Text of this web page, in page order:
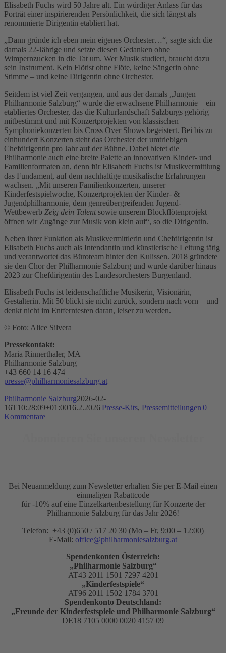
Elisabeth Fuchs wird 50 Jahre alt. Ein würdiger Anlass für das
Porträt einer inspirierenden Persönlichkeit, die sich längst als
renommierte Dirigentin etabliert hat.
„Dann gründe ich eben mein eigenes Orchester…“, sagte sich die
damals 22-Jährige und setzte diesen Gedanken ohne
Wimpernzucken in die Tat um. Wer Musik studiert, braucht dazu
sein Instrument. Kein Flötist ohne Flöte, keine Sängerin ohne
Stimme – und keine Dirigentin ohne Orchester.
Seitdem ist viel Zeit vergangen, und aus der damals „Jungen
Philharmonie Salzburg“ wurde die erwachsene Philharmonie – ein
etabliertes Orchester, das die Kulturlandschaft Salzburgs gehörig
mitbestimmt und mit Konzertprojekten von klassischen
Symphoniekonzerten bis Cross Over Shows begeistert. Bei bis zu
einhundert Konzerten steht das Orchester der umtriebigen
Chefdirigentin pro Jahr auf der Bühne. Dabei bietet die
Philharmonie auch eine breite Palette an innovativen Kinder- und
Familienformaten an, denn für Elisabeth Fuchs ist Musikvermittlung
das Fundament, auf dem nachhaltige musikalische Erfahrungen
wachsen. „Mit unseren Familienkonzerten, unserer
Kinderfestspielwoche, Konzertprojekten der Kinder- &
Jugendphilharmonie, dem genreübergreifenden Jugend-
Wettbewerb Zeig dein Talentsowie unserem Blockflötenprojekt
öffnen wir Zugänge zur Musik von klein auf“, so die Dirigentin.
Neben ihrer Funktion als Musikvermittlerin und Chefdirigentin ist
Elisabeth Fuchs auch als Intendantin und künstlerische Leitung tätig
und verantwortet das Büroteam hinter den Kulissen. 2018 gründete
sie den Chor der Philharmonie Salzburg und wurde darüber hinaus
2023 zur Chefdirigentin des Landesorchesters Burgenland.
Elisabeth Fuchs ist leidenschaftliche Musikerin, Visionärin,
Gestalterin. Mit 50 blickt sie nicht zurück, sondern nach vorn – und
denkt nicht im Entferntesten daran, leiser zu werden.
© Foto: Alice Silvera
Pressekontakt:
Maria Rinnerthaler, MA
Philharmonie Salzburg
+43 660 14 16 474
presse@philharmoniesalzburg.at
Philharmonie Salzburg2026-02-
16T10:28:09+01:0016.2.2026|Presse-Kits, Pressemitteilungen|0
Kommentare
Bei Neuanmeldung zum Newsletter erhalten Sie per E-Mail einen
einmaligen Rabattcode
für -10% auf eine Einzelkartenbestellung für Konzerte der
Philharmonie Salzburg für das Jahr 2026!
Telefon: +43 (0)650 / 517 20 30 (Mo – Fr, 9:00 – 12:00)
E-Mail: office@philharmoniesalzburg.at
Spendenkonten Österreich:
„Philharmonie Salzburg“
AT43 2011 1501 7297 4201
„Kinderfestspiele“
AT96 2011 1502 1784 3701
Spendenkonto Deutschland:
„Freunde der Kinderfestspiele und Philharmonie Salzburg“
DE18 7105 0000 0020 4157 09